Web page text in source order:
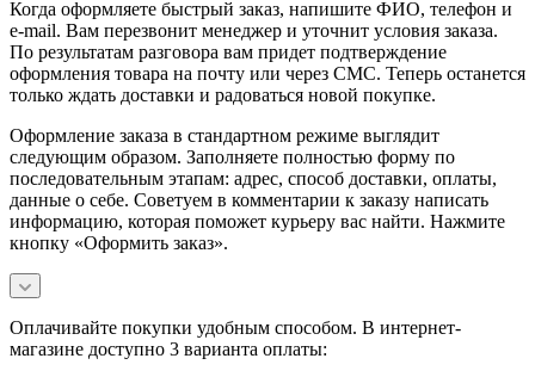
Когда оформляете быстрый заказ, напишите ФИО, телефон и
e-mail. Вам перезвонит менеджер и уточнит условия заказа.
По результатам разговора вам придет подтверждение
оформления товара на почту или через СМС. Теперь останется
только ждать доставки и радоваться новой покупке.
Оформление заказа в стандартном режиме выглядит
следующим образом. Заполняете полностью форму по
последовательным этапам: адрес, способ доставки, оплаты,
данные о себе. Советуем в комментарии к заказу написать
информацию, которая поможет курьеру вас найти. Нажмите
кнопку «Оформить заказ».
Оплачивайте покупки удобным способом. В интернет-
магазине доступно 3 варианта оплаты: